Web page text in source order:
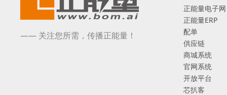
—— 关注您所需，传播正能量！
正能量电子网
正能量ERP
配单
供应链
商城系统
官网系统
开放平台
芯扒客